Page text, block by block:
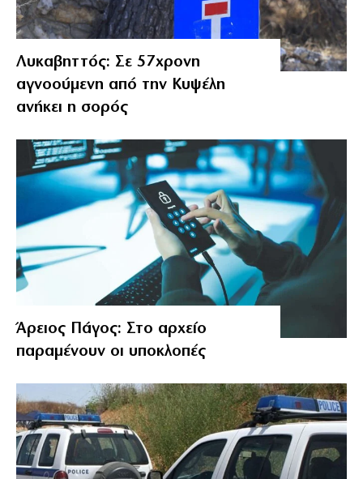
Λυκαβηττός: Σε 57χρονη
αγνοούμενη από την Κυψέλη
ανήκει η σορός
Άρειος Πάγος: Στο αρχείο
παραμένουν οι υποκλοπές